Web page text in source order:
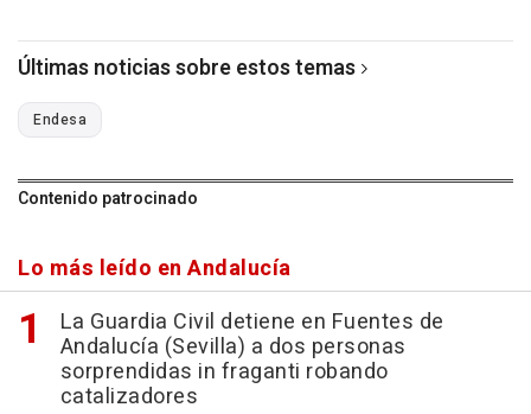
Últimas noticias sobre estos temas
Endesa
Contenido patrocinado
Lo más leído en Andalucía
La Guardia Civil detiene en Fuentes de
Andalucía (Sevilla) a dos personas
sorprendidas in fraganti robando
catalizadores